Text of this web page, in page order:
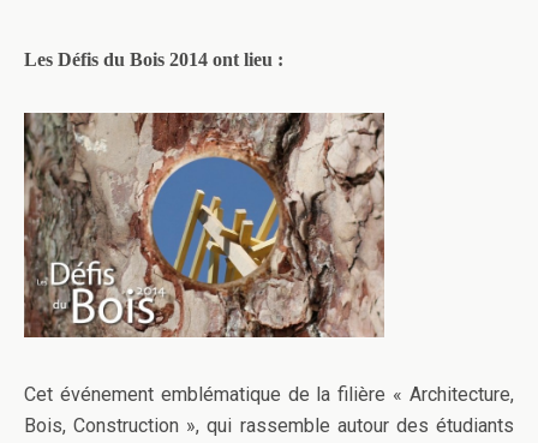
Les Défis du Bois 2014 ont lieu :
Cet événement emblématique de la filière « Architecture,
Bois, Construction », qui rassemble autour des étudiants